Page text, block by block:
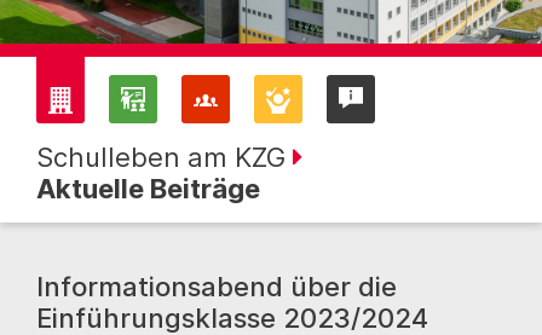
Schulleben am KZG
Aktuelle Beiträge
Informationsabend über die
Einführungsklasse 2023/2024